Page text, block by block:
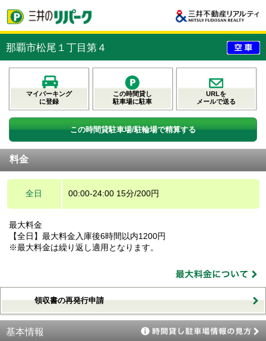
那覇市松尾１丁目第４
マイパーキング
に登録
この時間貸し
駐車場に駐車
URLを
メールで送る
この時間貸駐車場/駐輪場で精算する
料金
全日 00:00-24:00 15分/200円
最大料金
【全日】最大料金入庫後6時間以内1200円
※最大料金は繰り返し適用となります。
領収書の再発行申請
基本情報